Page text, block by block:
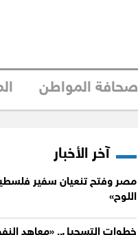
صحافة المواطن
آخر الأخبار
مصر وفتح تنعيان سفير
اللوح»